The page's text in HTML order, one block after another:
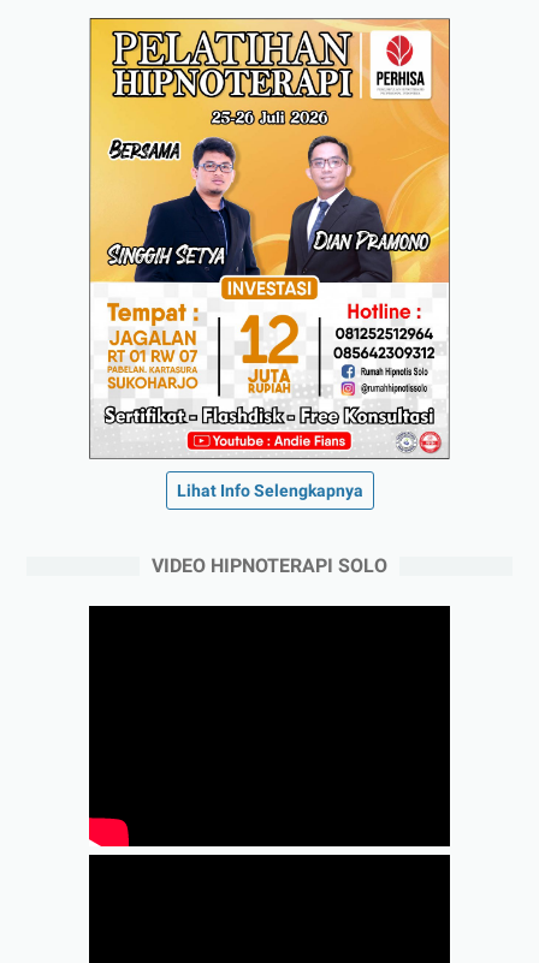
Lihat Info Selengkapnya
VIDEO HIPNOTERAPI SOLO